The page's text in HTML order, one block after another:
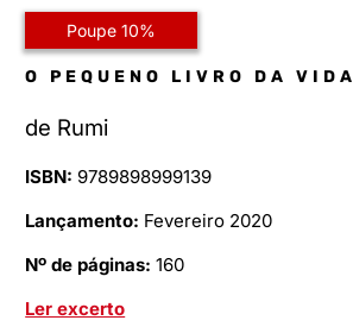
Poupe 10%
O PEQUENO LIVRO DA VIDA
de Rumi
ISBN: 9789898999139
Lançamento: Fevereiro 2020
Nº de páginas: 160
Ler excerto